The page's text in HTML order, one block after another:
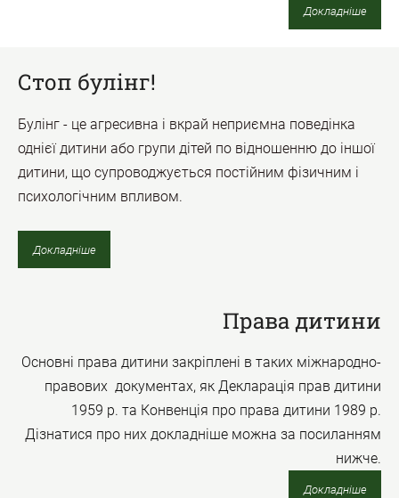
Докладніше
Стоп булінг!
Булінг - це агресивна і вкрай неприємна поведінка
однієї дитини або групи дітей по відношенню до іншої
дитини, що супроводжується постійним фізичним і
психологічним впливом.
Докладніше
Права дитини
Основні права дитини закріплені в таких міжнародно-
правових документах, як Декларація прав дитини
1959 р. та Конвенція про права дитини 1989 р.
Дізнатися про них докладніше можна за посиланням
нижче.
Докладніше